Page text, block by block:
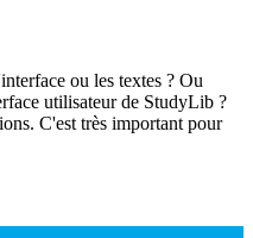
ou les textes ? Ou
utilisateur de StudyLib ?
C'est très important pour